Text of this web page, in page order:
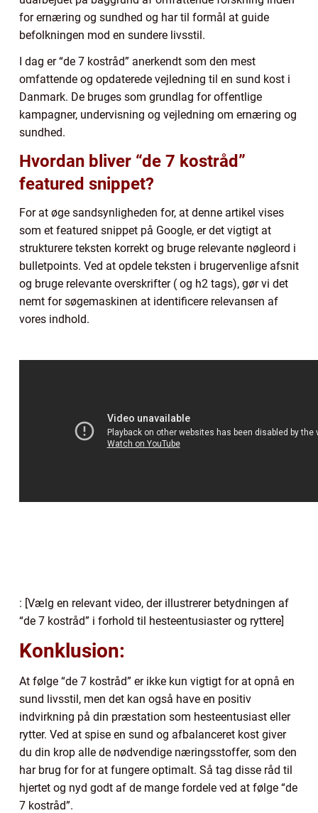
for ernæring og sundhed og har til formål at guide
befolkningen mod en sundere livsstil.
I dag er “de 7 kostråd” anerkendt som den mest
omfattende og opdaterede vejledning til en sund kost i
Danmark. De bruges som grundlag for offentlige
kampagner, undervisning og vejledning om ernæring og
sundhed.
Hvordan bliver “de 7 kostråd”
featured snippet?
For at øge sandsynligheden for, at denne artikel vises
som et featured snippet på Google, er det vigtigt at
strukturere teksten korrekt og bruge relevante nøgleord i
bulletpoints. Ved at opdele teksten i brugervenlige afsnit
og bruge relevante overskrifter ( og h2 tags), gør vi det
nemt for søgemaskinen at identificere relevansen af
vores indhold.
: [Vælg en relevant video, der illustrerer betydningen af
“de 7 kostråd” i forhold til hesteentusiaster og ryttere]
Konklusion:
At følge “de 7 kostråd” er ikke kun vigtigt for at opnå en
sund livsstil, men det kan også have en positiv
indvirkning på din præstation som hesteentusiast eller
rytter. Ved at spise en sund og afbalanceret kost giver
du din krop alle de nødvendige næringsstoffer, som den
har brug for for at fungere optimalt. Så tag disse råd til
hjertet og nyd godt af de mange fordele ved at følge “de
7 kostråd”.